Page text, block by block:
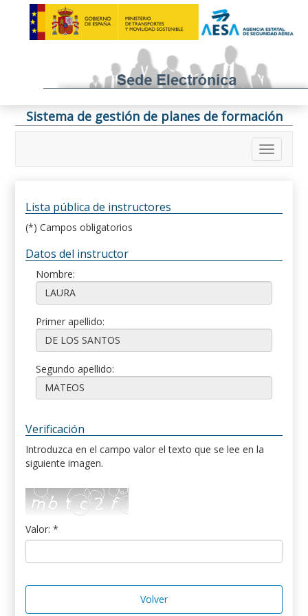
Sistema de gestión de planes de formación
Lista pública de instructores
(*) Campos obligatorios
Datos del instructor
Nombre:
Primer apellido:
Segundo apellido:
Verificación
Introduzca en el campo valor el texto que se lee en la
siguiente imagen.
Valor: *
Volver